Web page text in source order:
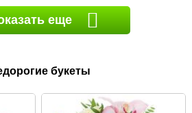
еще
букеты